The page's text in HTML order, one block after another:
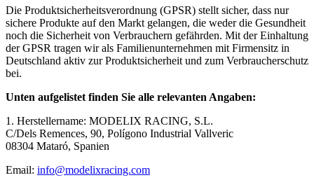
Die Produktsicherheitsverordnung (GPSR) stellt sicher, dass nur
sichere Produkte auf den Markt gelangen, die weder die Gesundheit
noch die Sicherheit von Verbrauchern gefährden. Mit der Einhaltung
der GPSR tragen wir als Familienunternehmen mit Firmensitz in
Deutschland aktiv zur Produktsicherheit und zum Verbraucherschutz
bei.
Unten aufgelistet finden Sie alle relevanten Angaben:
1. Herstellername: MODELIX RACING, S.L.
C/Dels Remences, 90, Polígono Industrial Vallveric
08304 Mataró, Spanien
Email: info@modelixracing.com